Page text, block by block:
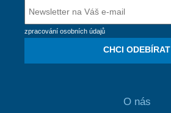
zpracování osobních údajů
CHCI ODEBÍRAT
O nás